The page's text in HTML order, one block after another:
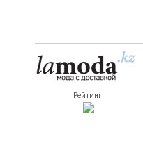
Рейтинг: